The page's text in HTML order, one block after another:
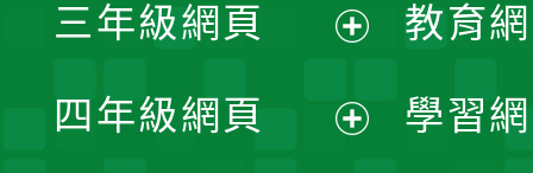
選
單
開
選
三年級網頁
開
四年級網頁
教育
學習